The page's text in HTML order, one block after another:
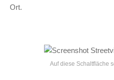
Ort.
Auf diese Schaltfläche